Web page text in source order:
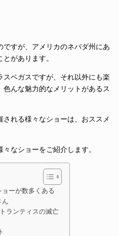
すが、アメリカのネバダ州にあ
があります。
ベガスですが、それ以外にも楽
色んな魅力的なメリットがあるス
れる様々なショーは、おススメ
なショーをご紹介します。
ーが数多くある
ん
ランティスの滅亡